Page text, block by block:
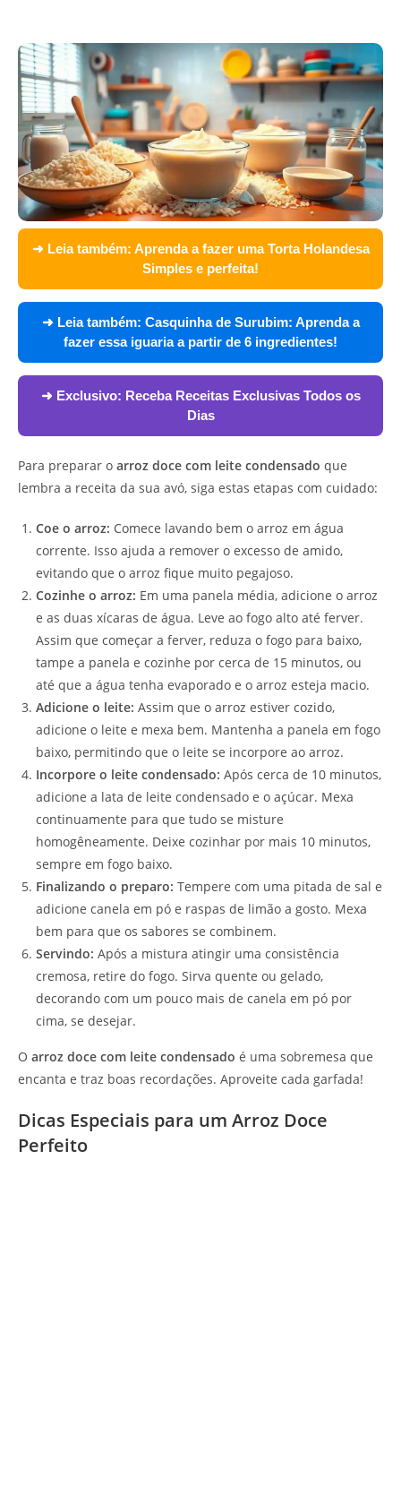
➜ Leia também: Aprenda a fazer uma Torta Holandesa
Simples e perfeita!
➜ Leia também: Casquinha de Surubim: Aprenda a
fazer essa iguaria a partir de 6 ingredientes!
➜ Exclusivo: Receba Receitas Exclusivas Todos os
Dias
Para preparar o arroz doce com leite condensado que
lembra a receita da sua avó, siga estas etapas com cuidado:
Coe o arroz: Comece lavando bem o arroz em água
corrente. Isso ajuda a remover o excesso de amido,
evitando que o arroz fique muito pegajoso.
Cozinhe o arroz: Em uma panela média, adicione o arroz
e as duas xícaras de água. Leve ao fogo alto até ferver.
Assim que começar a ferver, reduza o fogo para baixo,
tampe a panela e cozinhe por cerca de 15 minutos, ou
até que a água tenha evaporado e o arroz esteja macio.
Adicione o leite: Assim que o arroz estiver cozido,
adicione o leite e mexa bem. Mantenha a panela em fogo
baixo, permitindo que o leite se incorpore ao arroz.
Incorpore o leite condensado: Após cerca de 10 minutos,
adicione a lata de leite condensado e o açúcar. Mexa
continuamente para que tudo se misture
homogêneamente. Deixe cozinhar por mais 10 minutos,
sempre em fogo baixo.
Finalizando o preparo: Tempere com uma pitada de sal e
adicione canela em pó e raspas de limão a gosto. Mexa
bem para que os sabores se combinem.
Servindo: Após a mistura atingir uma consistência
cremosa, retire do fogo. Sirva quente ou gelado,
decorando com um pouco mais de canela em pó por
cima, se desejar.
O arroz doce com leite condensado é uma sobremesa que
encanta e traz boas recordações. Aproveite cada garfada!
Dicas Especiais para um Arroz Doce
Perfeito